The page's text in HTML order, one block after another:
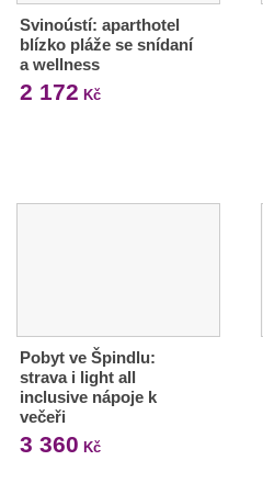
Svinoústí: aparthotel
blízko pláže se snídaní
a wellness
2 172 Kč
Pobyt ve Špindlu:
strava i light all
inclusive nápoje k
večeři
3 360 Kč